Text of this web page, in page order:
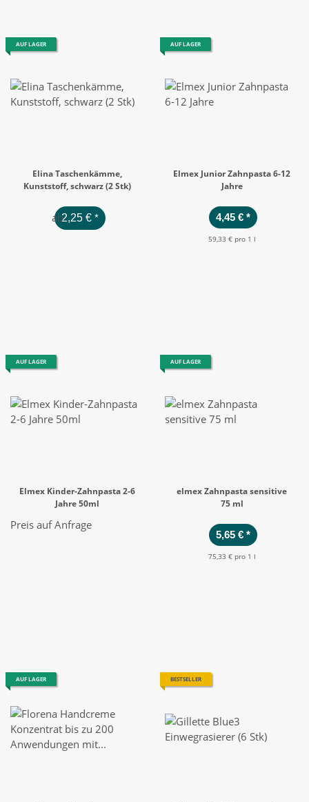
AUF LAGER
Elina Taschenkämme,
Kunststoff, schwarz (2 Stk)
ab2,25 €*
AUF LAGER
Elmex Junior Zahnpasta 6-12
Jahre
4,45 €*
59,33 € pro 1 l
AUF LAGER
Elmex Kinder-Zahnpasta 2-6
Jahre 50ml
Preis auf Anfrage
AUF LAGER
elmex Zahnpasta sensitive
75 ml
5,65 €*
75,33 € pro 1 l
AUF LAGER BESTSELLER